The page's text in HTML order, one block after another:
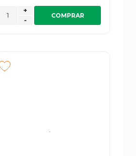
-
+
COMPRAR